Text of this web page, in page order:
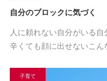
自分のブロックに気づく
人に頼れない自分がいる
辛くても顔に出せないこ
子育て